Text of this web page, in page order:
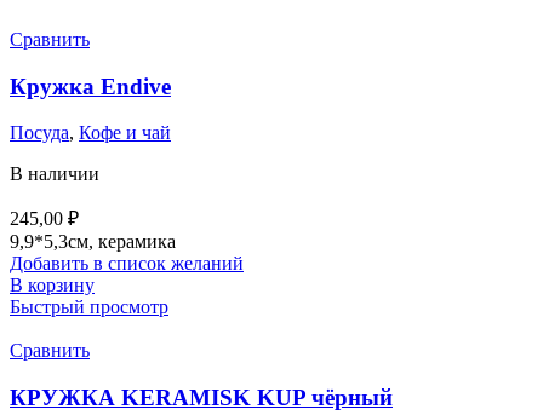
Сравнить
Кружка Endive
Посуда, Кофе и чай
В наличии
245,00 ₽
9,9*5,3см, керамика
Добавить в список желаний
В корзину
Быстрый просмотр
Сравнить
КРУЖКА KERAMISK KUP чёрный